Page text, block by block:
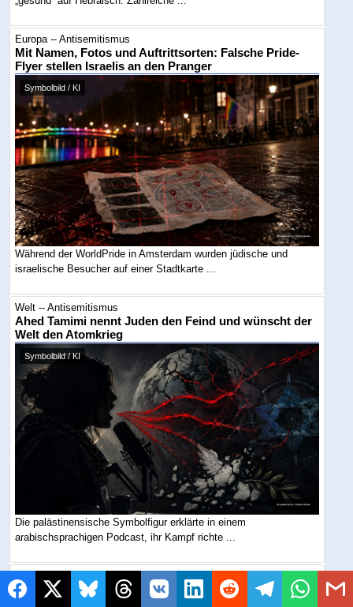
Europa -- Antisemitismus
Mit Namen, Fotos und Auftrittsorten: Falsche Pride-
Flyer stellen Israelis an den Pranger
Symbolbild / KI
Während der WorldPride in Amsterdam wurden jüdische und
israelische Besucher auf einer Stadtkarte ...
Welt -- Antisemitismus
Ahed Tamimi nennt Juden den Feind und wünscht der
Welt den Atomkrieg
Symbolbild / KI
Die palästinensische Symbolfigur erklärte in einem
arabischsprachigen Podcast, ihr Kampf richte ...
„Juden dürfen hier nicht sein“: Judenhass erreicht